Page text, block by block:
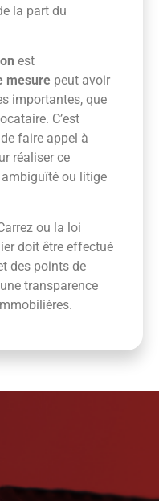
la part du
est
mesure peut avoir
importantes, que
C’est
faire appel à
réaliser ce
ambiguïté ou litige
ou la loi
doit être effectué
des points de
transparence